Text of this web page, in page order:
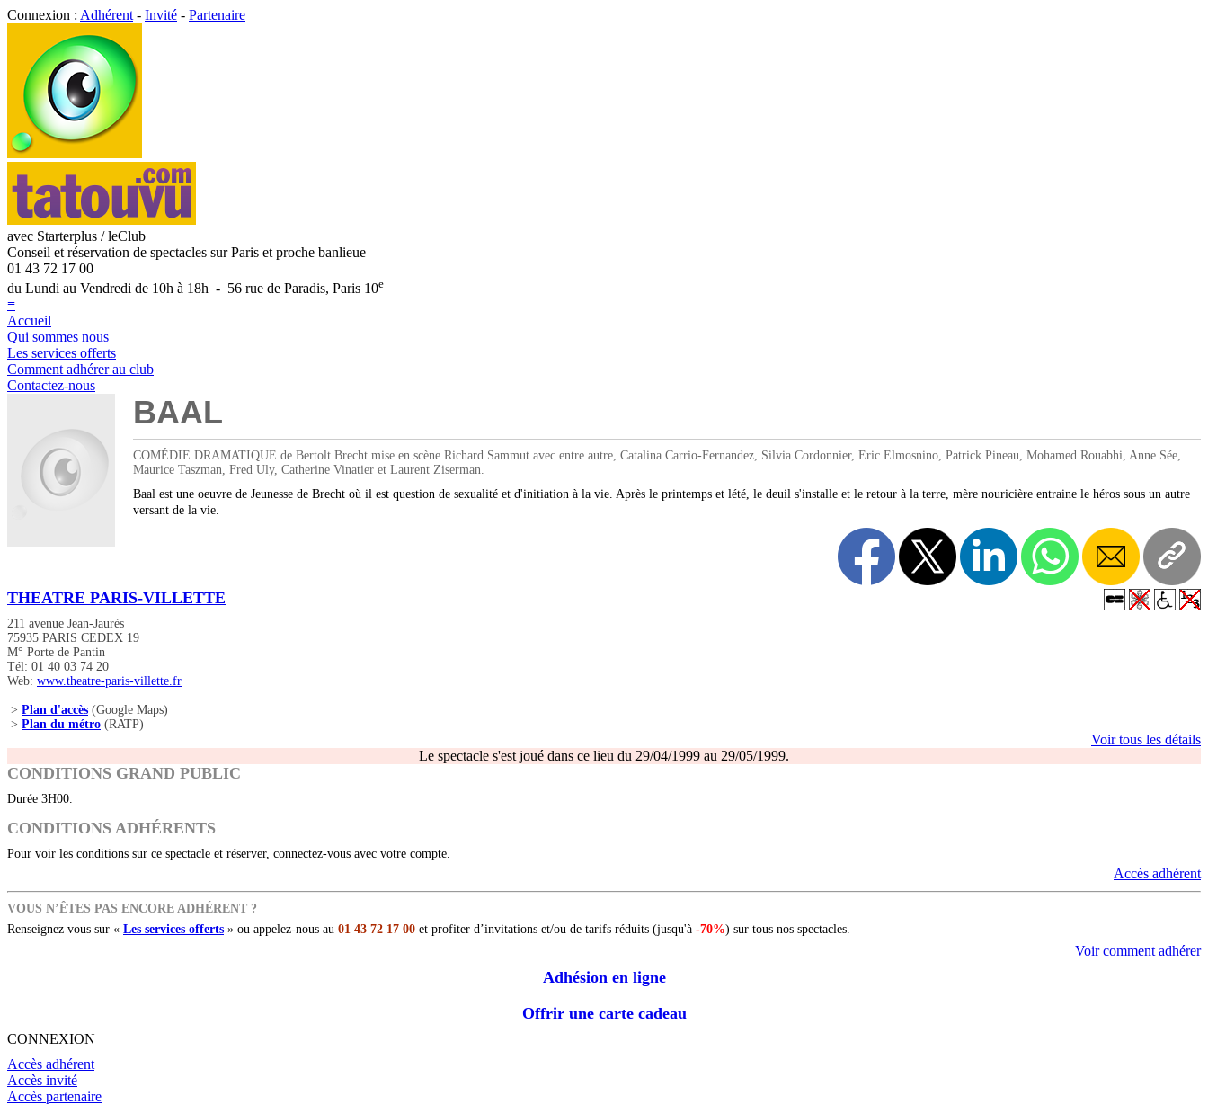
Connexion : Adhérent - Invité - Partenaire
avec Starterplus / leClub
Conseil et réservation de spectacles sur Paris et proche banlieue
01 43 72 17 00
du Lundi au Vendredi de 10h à 18h - 56 rue de Paradis, Paris 10e
≡
Accueil
Qui sommes nous
Les services offerts
Comment adhérer au club
Contactez-nous
BAAL
COMÉDIE DRAMATIQUE de Bertolt Brecht mise en scène Richard Sammut avec entre autre, Catalina Carrio-Fernandez, Silvia Cordonnier, Eric Elmosnino, Patrick Pineau, Mohamed Rouabhi, Anne Sée,
Maurice Taszman, Fred Uly, Catherine Vinatier et Laurent Ziserman.
Baal est une oeuvre de Jeunesse de Brecht où il est question de sexualité et d'initiation à la vie. Après le printemps et lété, le deuil s'installe et le retour à la terre, mère nouricière entraine le héros sous un autre
versant de la vie.
THEATRE PARIS-VILLETTE
211 avenue Jean-Jaurès
75935 PARIS CEDEX 19
M° Porte de Pantin
Tél: 01 40 03 74 20
Web: www.theatre-paris-villette.fr
> Plan d'accès (Google Maps)
> Plan du métro (RATP)
Voir tous les détails
Le spectacle s'est joué dans ce lieu du 29/04/1999 au 29/05/1999.
CONDITIONS GRAND PUBLIC
Durée 3H00.
CONDITIONS ADHÉRENTS
Pour voir les conditions sur ce spectacle et réserver, connectez-vous avec votre compte.
Accès adhérent
VOUS N’ÊTES PAS ENCORE ADHÉRENT ?
Renseignez vous sur « Les services offerts » ou appelez-nous au 01 43 72 17 00 et profiter d’invitations et/ou de tarifs réduits (jusqu'à -70%) sur tous nos spectacles.
Voir comment adhérer
Adhésion en ligne
Offrir une carte cadeau
CONNEXION
Accès adhérent
Accès invité
Accès partenaire